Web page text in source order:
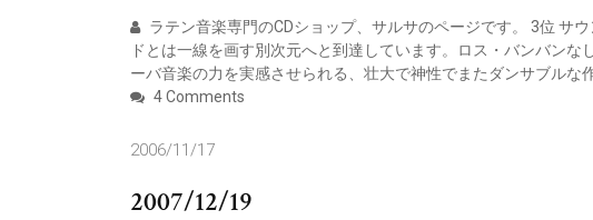
ラテン音楽専門のCDショップ、サルサのページです。 3位 サ
ドとは一線を画す別次元へと到達しています。ロス・バンバンな
ーバ音楽の力を実感させられる、壮大で神性でまたダンサブルな
4 Comments
2006/11/17
2007/12/19